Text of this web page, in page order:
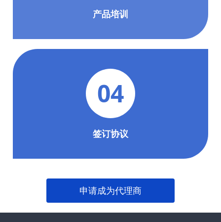
产品培训
04
签订协议
申请成为代理商